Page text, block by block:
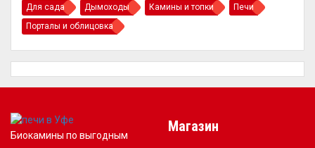
Для сада
Дымоходы Камины и топки
Печи
Порталы и облицовка
Биокамины по выгодным
Магазин